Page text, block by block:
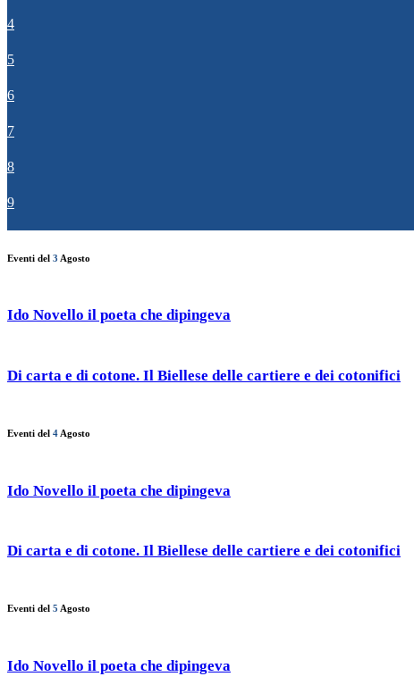
4
5
6
7
8
9
Eventi del 3 Agosto
Ido Novello il poeta che dipingeva
Di carta e di cotone. Il Biellese delle cartiere e dei cotonifici
Eventi del 4 Agosto
Ido Novello il poeta che dipingeva
Di carta e di cotone. Il Biellese delle cartiere e dei cotonifici
Eventi del 5 Agosto
Ido Novello il poeta che dipingeva